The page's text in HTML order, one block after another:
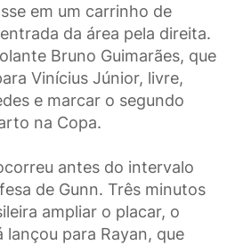
em um carrinho de
da área pela direita.
Bruno Guimarães, que
Vinícius Júnior, livre,
e marcar o segundo
na Copa.
antes do intervalo
de Gunn. Três minutos
ampliar o placar, o
lançou para Rayan, que